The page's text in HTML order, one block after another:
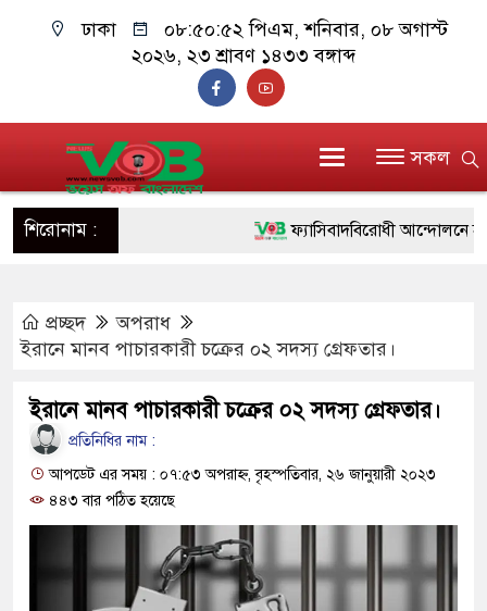
ঢাকা ০৮:৫০:৫৩ পিএম, শনিবার, ০৮ অগাস্ট
২০২৬, ২৩ শ্রাবণ ১৪৩৩ বঙ্গাব্দ
সকল
শিরোনাম : ফ্যাসিবাদবিরোধী আন্দোলনে
উদ্ধার
মাদক কারবারি গ্রেফতার
প্রচ্ছদ
অপরাধ
ইরানে মানব পাচারকারী চক্রের ০২ সদস্য গ্রেফতার।
ইরানে মানব পাচারকারী চক্রের ০২ সদস্য গ্রেফতার।
প্রতিনিধির নাম :
আপডেট এর সময় : ০৭:৫৩ অপরাহ্ন, বৃহস্পতিবার, ২৬ জানুয়ারী ২০২৩
৪৪৩ বার পঠিত হয়েছে